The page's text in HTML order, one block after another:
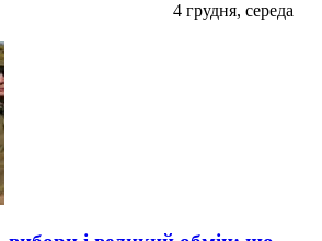
4 грудня, середа